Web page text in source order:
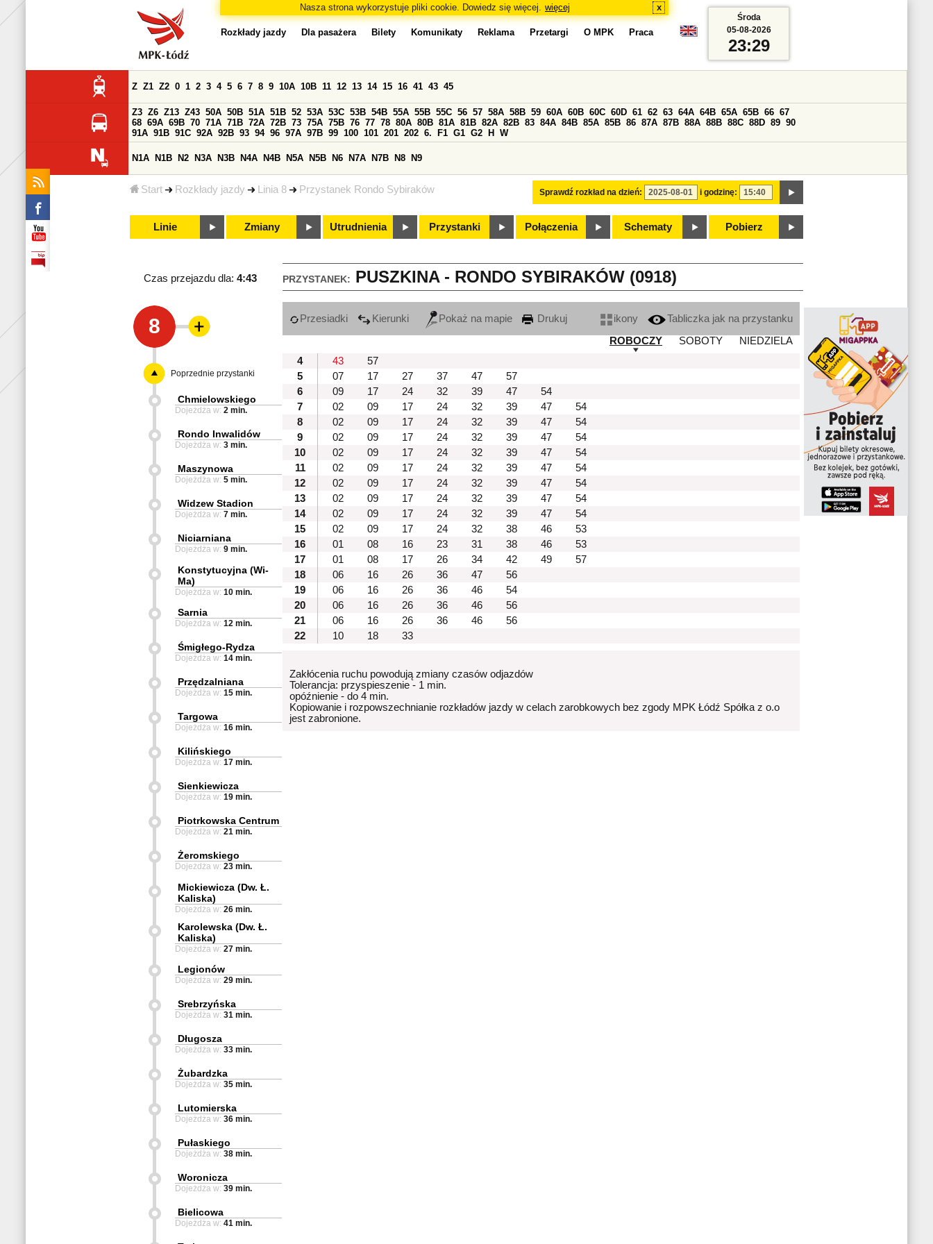
Nasza strona wykorzystuje pliki cookie. Dowiedz się więcej. więcej x
Start Rozkłady jazdy Linia 8 Przystanek Rondo Sybiraków
Rozkłady jazdy Dla pasażera Bilety Komunikaty Reklama Przetargi O MPK Praca
Sprawdź rozkład na dzień: i godzinę:
Z Z1 Z2 0 1 2 3 4 5 6 7 8 9 10A 10B 11 12 13 14 15 16 41 43 45
Z3 Z6 Z13 Z43 50A 50B 51A 51B 52 53A 53C 53B 54B 55A 55B 55C 56 57 58A 58B 59 60A 60B 60C 60D 61 62 63 64A 64B 65A 65B 66 67
68 69A 69B 70 71A 71B 72A 72B 73 75A 75B 76 77 78 80A 80B 81A 81B 82A 82B 83 84A 84B 85A 85B 86 87A 87B 88A 88B 88C 88D 89 90
91A 91B 91C 92A 92B 93 94 96 97A 97B 99 100 101 201 202 6. F1 G1 G2 H W
N1A N1B N2 N3A N3B N4A N4B N5A N5B N6 N7A N7B N8 N9
Linie Zmiany Utrudnienia Przystanki Połączenia Schematy Pobierz
Środa
05-08-2026
23:29
PRZYSTANEK: PUSZKINA - RONDO SYBIRAKÓW (0918)
Czas przejazdu dla: 4:43
8 Przesiadki Kierunki Pokaż na mapie Drukuj ikony
Tabliczka jak na przystanku
ROBOCZY
SOBOTY
NIEDZIELA
4
43
57
5
07 17 27 37 47
57
6
09 17 24 32 39 47
54
7
02 09 17 24 32 39 47
54
8
02 09 17 24 32 39 47
54
9
02 09 17 24 32 39 47
54
10
02 09 17 24 32 39 47
54
11
02 09 17 24 32 39 47
54
12
02 09 17 24 32 39 47
54
13
02 09 17 24 32 39 47
54
14
02 09 17 24 32 39 47
54
15
02 09 17 24 32 38 46
53
16
01 08 16 23 31 38 46
53
17
01 08 17 26 34 42 49
57
18
06 16 26 36 47
56
19
06 16 26 36 46
54
20
06 16 26 36 46
56
21
06 16 26 36 46
56
22
10 18 33
Zakłócenia ruchu powodują zmiany czasów odjazdów
Tolerancja: przyspieszenie - 1 min.
opóźnienie - do 4 min.
Kopiowanie i rozpowszechnianie rozkładów jazdy w celach zarobkowych bez zgody MPK Łódź Spółka z o.o
jest zabronione.
Poprzednie przystanki
Chmielowskiego
Dojeżdża w: 2 min.
Rondo Inwalidów
Dojeżdża w: 3 min.
Maszynowa
Dojeżdża w: 5 min.
Widzew Stadion
Dojeżdża w: 7 min.
Niciarniana
Dojeżdża w: 9 min.
Konstytucyjna (Wi-
Ma)
Dojeżdża w: 10 min.
Sarnia
Dojeżdża w: 12 min.
Śmigłego-Rydza
Dojeżdża w: 14 min.
Przędzalniana
Dojeżdża w: 15 min.
Targowa
Dojeżdża w: 16 min.
Kilińskiego
Dojeżdża w: 17 min.
Sienkiewicza
Dojeżdża w: 19 min.
Piotrkowska Centrum
Dojeżdża w: 21 min.
Żeromskiego
Dojeżdża w: 23 min.
Mickiewicza (Dw. Ł.
Kaliska)
Dojeżdża w: 26 min.
Karolewska (Dw. Ł.
Kaliska)
Dojeżdża w: 27 min.
Legionów
Dojeżdża w: 29 min.
Srebrzyńska
Dojeżdża w: 31 min.
Długosza
Dojeżdża w: 33 min.
Żubardzka
Dojeżdża w: 35 min.
Lutomierska
Dojeżdża w: 36 min.
Pułaskiego
Dojeżdża w: 38 min.
Woronicza
Dojeżdża w: 39 min.
Bielicowa
Dojeżdża w: 41 min.